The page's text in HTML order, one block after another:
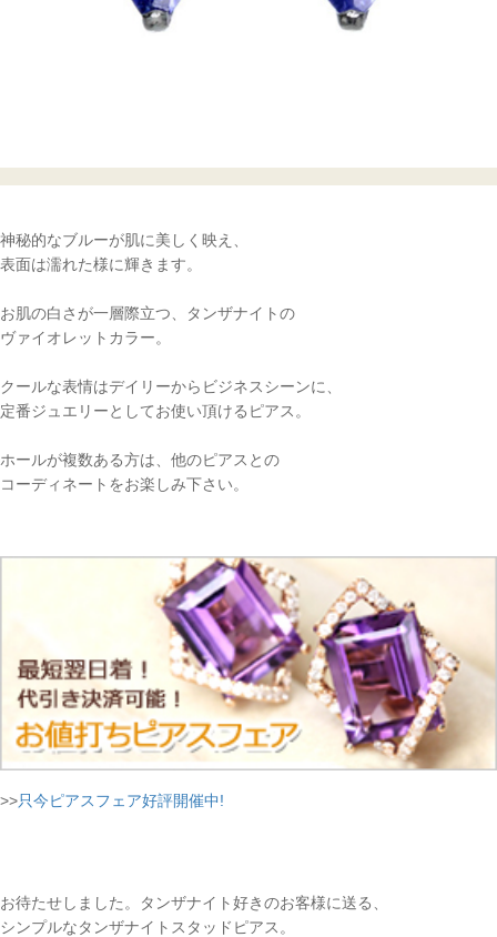
神秘的なブルーが肌に美しく映え、
表面は濡れた様に輝きます。
お肌の白さが一層際立つ、タンザナイトの
ヴァイオレットカラー。
クールな表情はデイリーからビジネスシーンに、
定番ジュエリーとしてお使い頂けるピアス。
ホールが複数ある方は、他のピアスとの
コーディネートをお楽しみ下さい。
>>只今ピアスフェア好評開催中!
お待たせしました。タンザナイト好きのお客様に送る、
シンプルなタンザナイトスタッドピアス。